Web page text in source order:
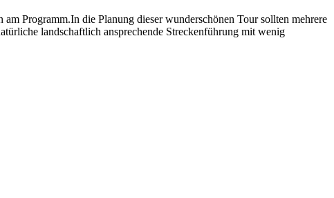
Programm.In die Planung dieser wunderschönen Tour sollten mehrere
landschaftlich ansprechende Streckenführung mit wenig